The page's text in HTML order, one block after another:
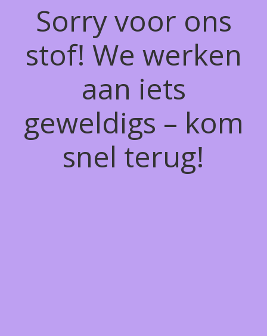
Sorry voor ons
stof! We werken
aan iets
geweldigs – kom
snel terug!